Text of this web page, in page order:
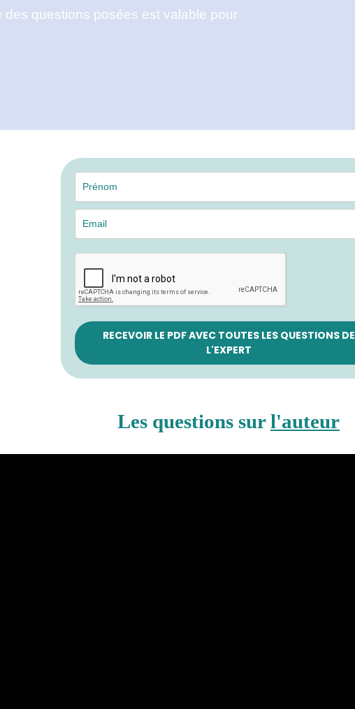
questions posées est valable pour
RECEVOIR LE PDF AVEC TOUTES LES QUESTIONS DE
L'EXPERT
Les questions surl'auteur